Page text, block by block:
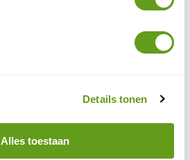
Details tonen
Alles toestaan
naar de hand van de Finse architect